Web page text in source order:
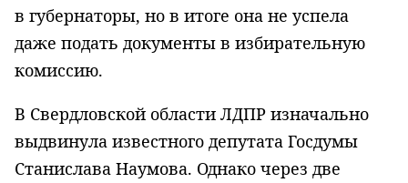
в губернаторы, но в итоге она не успела
даже подать документы в избирательную
комиссию.
В Свердловской области ЛДПР изначально
выдвинула известного депутата Госдумы
Станислава Наумова. Однако через две